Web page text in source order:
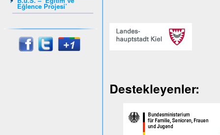
Eğlence Projesi’
Destekleyenler: